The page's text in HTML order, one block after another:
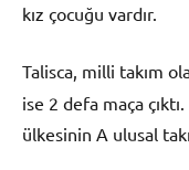
kız çocuğu vardır.
Talisca, milli takım
ise 2 defa maça
ülkesinin A ulusal